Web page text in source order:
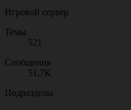
Игровой сервер
Темы
521
Сообщения
51,7К
Подразделы